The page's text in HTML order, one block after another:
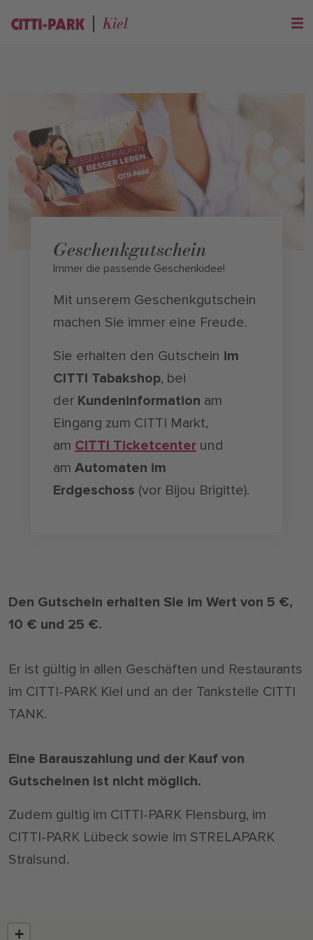
Kiel
Geschenkgutschein
Immer die passende Geschenkidee!
Mit unserem Geschenkgutschein
machen Sie immer eine Freude.
Sie erhalten den Gutschein im
CITTI Tabakshop, bei
der Kundeninformation am
Eingang zum CITTI Markt,
am CITTI Ticketcenter und
am Automaten im
Erdgeschoss (vor Bijou Brigitte).
Den Gutschein erhalten Sie im Wert von 5 €,
10 € und 25 €.
Er ist gültig in allen Geschäften und Restaurants
im CITTI-PARK Kiel und an der Tankstelle CITTI
TANK.
Eine Barauszahlung und der Kauf von
Gutscheinen ist nicht möglich.
Zudem gültig im CITTI-PARK Flensburg, im
CITTI-PARK Lübeck sowie im STRELAPARK
Stralsund.
+